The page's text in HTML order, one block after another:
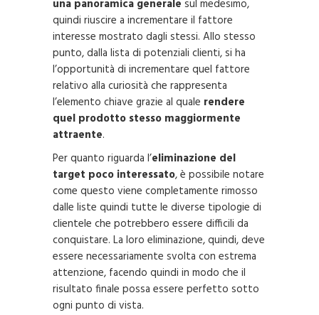
una panoramica generale sul medesimo,
quindi riuscire a incrementare il fattore
interesse mostrato dagli stessi. Allo stesso
punto, dalla lista di potenziali clienti, si ha
l’opportunità di incrementare quel fattore
relativo alla curiosità che rappresenta
l’elemento chiave grazie al quale rendere
quel prodotto stesso maggiormente
attraente.
Per quanto riguarda l’eliminazione del
target poco interessato, è possibile notare
come questo viene completamente rimosso
dalle liste quindi tutte le diverse tipologie di
clientele che potrebbero essere difficili da
conquistare. La loro eliminazione, quindi, deve
essere necessariamente svolta con estrema
attenzione, facendo quindi in modo che il
risultato finale possa essere perfetto sotto
ogni punto di vista.